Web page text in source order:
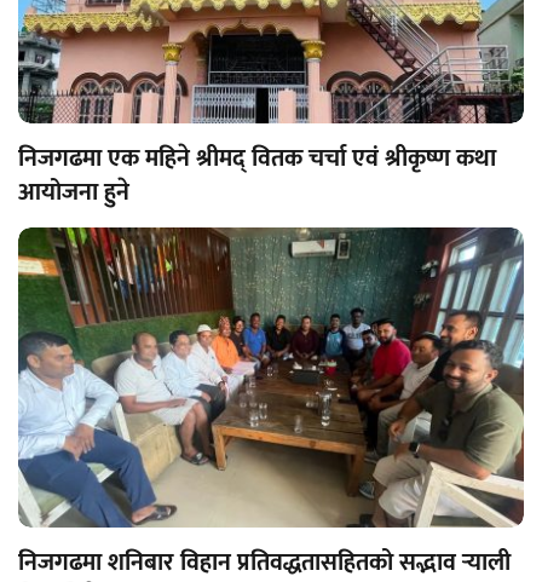
निजगढमा एक महिने श्रीमद् वितक चर्चा एवं श्रीकृष्ण कथा
आयोजना हुने
निजगढमा शनिबार विहान प्रतिवद्धतासहितको सद्भाव र्‍याली